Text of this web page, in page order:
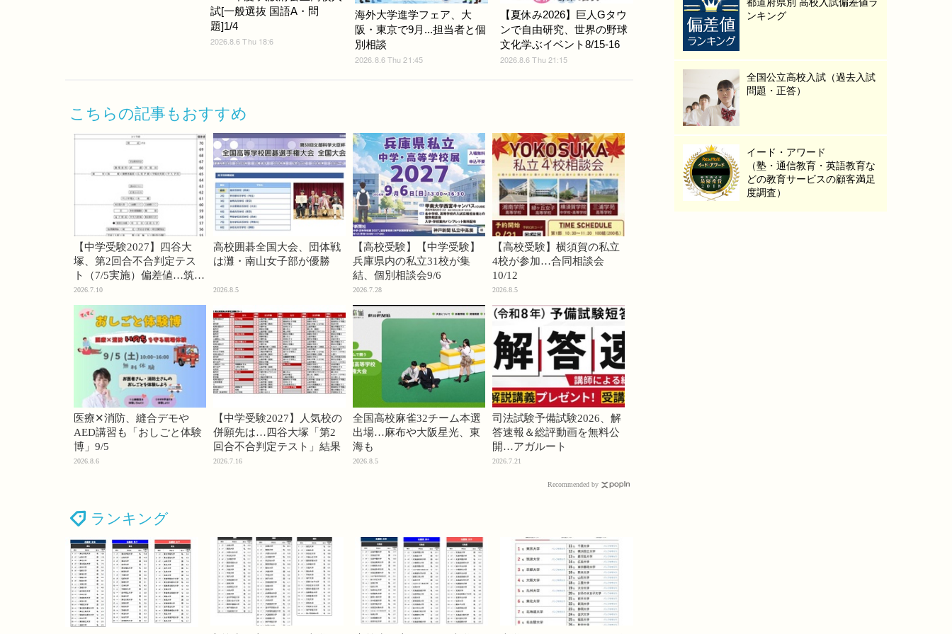
試[一般選抜 国語A・問
題]1/4
2026.8.6 Thu 18:6
海外大学進学フェア、大
阪・東京で9月...担当者と個
別相談
2026.8.6 Thu 21:45
【夏休み2026】巨人Gタウ
ンで自由研究、世界の野球
文化学ぶイベント8/15-16
2026.8.6 Thu 21:15
こちらの記事もおすすめ
【中学受験2027】四谷大
塚、第2回合不合判定テス
ト（7/5実施）偏差値…筑駒
74・桜蔭70＜PR＞
2026.7.10
高校囲碁全国大会、団体戦
は灘・南山女子部が優勝
2026.8.5
【高校受験】【中学受験】
兵庫県内の私立31校が集
結、個別相談会9/6
2026.7.28
【高校受験】横須賀の私立
4校が参加…合同相談会
10/12
2026.8.5
医療✕消防、縫合デモや
AED講習も「おしごと体験
博」9/5
2026.8.6
【中学受験2027】人気校の
併願先は…四谷大塚「第2
回合不合判定テスト」結果
2026.7.16
全国高校麻雀32チーム本選
出場…麻布や大阪星光、東
海も
2026.8.5
司法試験予備試験2026、解
答速報＆総評動画を無料公
開…アガルート
2026.7.21
Recommended by
ランキング
ンキング
全国公立高校入試（過去入試
問題・正答）
イード・アワード
（塾・通信教育・英語教育な
どの教育サービスの顧客満足
度調査）